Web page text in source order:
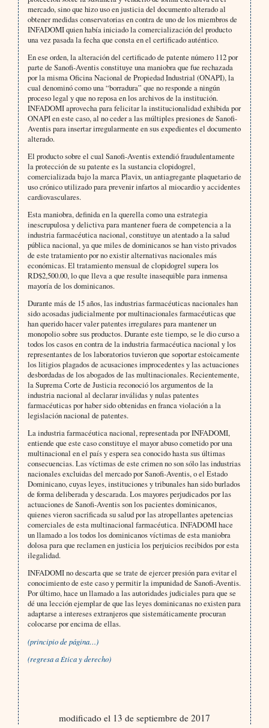
mercado, sino que hizo uso en justicia del documento alterado al
obtener medidas conservatorias en contra de uno de los miembros de
INFADOMI quien había iniciado la comercialización del producto
una vez pasada la fecha que consta en el certificado auténtico.
En ese orden, la alteración del certificado de patente número 112 por
parte de Sanofi-Aventis constituye una maniobra que fue rechazada
por la misma Oficina Nacional de Propiedad Industrial (ONAPI), la
cual denominó como una “borradura” que no responde a ningún
proceso legal y que no reposa en los archivos de la institución.
INFADOMI aprovecha para felicitar la institucionalidad exhibida por
ONAPI en este caso, al no ceder a las múltiples presiones de Sanofi-
Aventis para insertar irregularmente en sus expedientes el documento
alterado.
El producto sobre el cual Sanofi-Aventis extendió fraudulentamente
la protección de su patente es la sustancia clopidogrel,
comercializada bajo la marca Plavix, un antiagregante plaquetario de
uso crónico utilizado para prevenir infartos al miocardio y accidentes
cardiovasculares.
Esta maniobra, definida en la querella como una estrategia
inescrupulosa y delictiva para mantener fuera de competencia a la
industria farmacéutica nacional, constituye un atentado a la salud
pública nacional, ya que miles de dominicanos se han visto privados
de este tratamiento por no existir alternativas nacionales más
económicas. El tratamiento mensual de clopidogrel supera los
RD$2,500.00, lo que lleva a que resulte inasequible para inmensa
mayoría de los dominicanos.
Durante más de 15 años, las industrias farmacéuticas nacionales han
sido acosadas judicialmente por multinacionales farmacéuticas que
han querido hacer valer patentes irregulares para mantener un
monopolio sobre sus productos. Durante este tiempo, se le dio curso a
todos los casos en contra de la industria farmacéutica nacional y los
representantes de los laboratorios tuvieron que soportar estoicamente
los litigios plagados de acusaciones improcedentes y las actuaciones
desbordadas de los abogados de las multinacionales. Recientemente,
la Suprema Corte de Justicia reconoció los argumentos de la
industria nacional al declarar inválidas y nulas patentes
farmacéuticas por haber sido obtenidas en franca violación a la
legislación nacional de patentes.
La industria farmacéutica nacional, representada por INFADOMI,
entiende que este caso constituye el mayor abuso cometido por una
multinacional en el país y espera sea conocido hasta sus últimas
consecuencias. Las víctimas de este crimen no son sólo las industrias
nacionales excluidas del mercado por Sanofi-Aventis, o el Estado
Dominicano, cuyas leyes, instituciones y tribunales han sido burlados
de forma deliberada y descarada. Los mayores perjudicados por las
actuaciones de Sanofi-Aventis son los pacientes dominicanos,
quienes vieron sacrificada su salud por las atropellantes apetencias
comerciales de esta multinacional farmacéutica. INFADOMI hace
un llamado a los todos los dominicanos víctimas de esta maniobra
dolosa para que reclamen en justicia los perjuicios recibidos por esta
ilegalidad.
INFADOMI no descarta que se trate de ejercer presión para evitar el
conocimiento de este caso y permitir la impunidad de Sanofi-Aventis.
Por último, hace un llamado a las autoridades judiciales para que se
dé una lección ejemplar de que las leyes dominicanas no existen para
adaptarse a intereses extranjeros que sistemáticamente procuran
colocarse por encima de ellas.
(principio de página…)
(regresa a Ética y derecho)
modificado el 13 de septiembre de 2017